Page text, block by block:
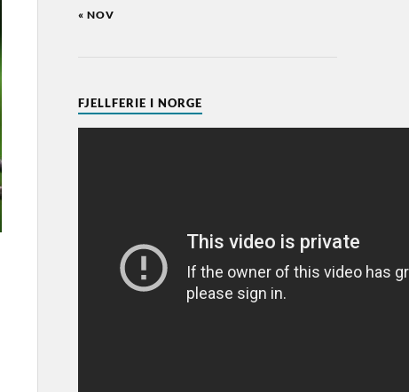
« NOV
FJELLFERIE I NORGE